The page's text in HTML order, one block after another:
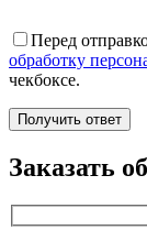
Перед
обработку
чекбоксе.
Заказать